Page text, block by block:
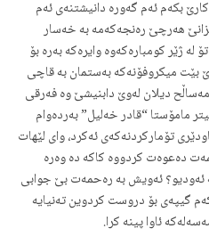
بکەم ئەم گەورە دانیشتنەی ئەم
هەرچێ رەنجەکەمە بە خەسار
لە ژێر کومبارەکەوە وایرەکە بەرە بۆ
بێت میکروفۆنەکە بەستمان بە قاچی
دیلان لەوێ دابنیشێ وە فەرقی
مامۆستا “قادر خەلیل” بەردەوام
تۆمارکردنەکەی ئەکرد، وای لێهات
دەعوەت کردووە کاکە دە وەرە
ئەودیو؟ ئەویش بە رەحمەت بێ جوابی
گیپەی بۆ دروست کردوین تەنیایە
ئاوا پینە کرا.